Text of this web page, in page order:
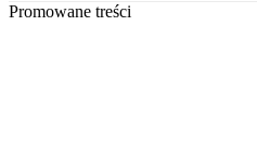
Promowane treści